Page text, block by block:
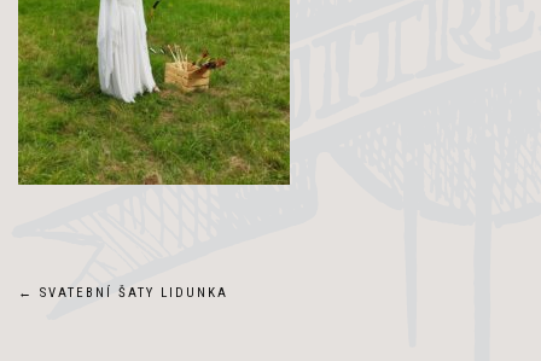
Navigace
← SVATEBNÍ ŠATY LIDUNKA